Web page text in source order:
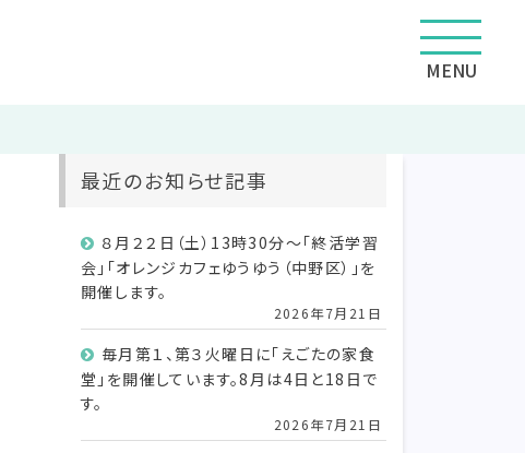
MENU
最近のお知らせ記事
８月２２日（土）13時30分～「終活学習
会」「オレンジカフェゆうゆう（中野区）」を
開催します。
2026年7月21日
毎月第１、第３火曜日に「えごたの家食
堂」を開催しています。8月は4日と18日で
す。
2026年7月21日